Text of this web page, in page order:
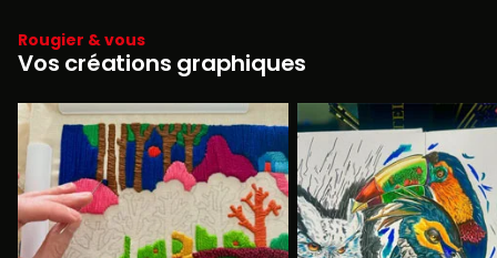
Rougier & vous
Vos créations graphiques